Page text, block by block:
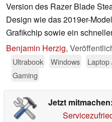
Version des Razer Blade
Design wie das 2019er-
Grafikchip sowie ein
Benjamin Herzig,
Ultrabook Windows Laptop
Gaming
Jetzt mitmachen: